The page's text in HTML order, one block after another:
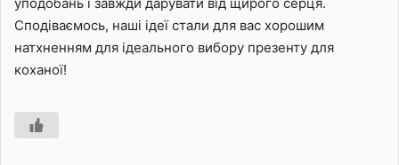
Сподіваємось, наші ідеї стали для вас хорошим
натхненням для ідеального вибору презенту для
коханої!